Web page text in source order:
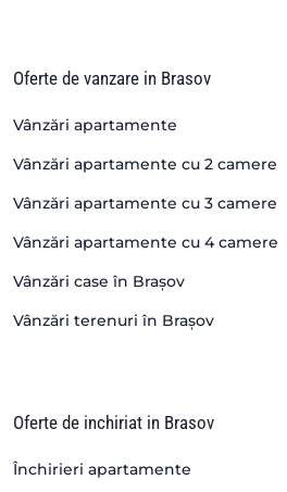
Oferte de vanzare in Brasov
Vânzări apartamente
Vânzări apartamente cu 2 camere
Vânzări apartamente cu 3 camere
Vânzări apartamente cu 4 camere
Vânzări case în Brașov
Vânzări terenuri în Brașov
Oferte de inchiriat in Brasov
Închirieri apartamente